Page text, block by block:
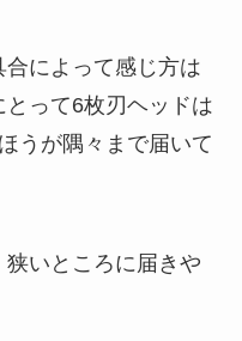
によって感じ方は
って6枚刃ヘッドは
うが隅々まで届いて
いところに届きや